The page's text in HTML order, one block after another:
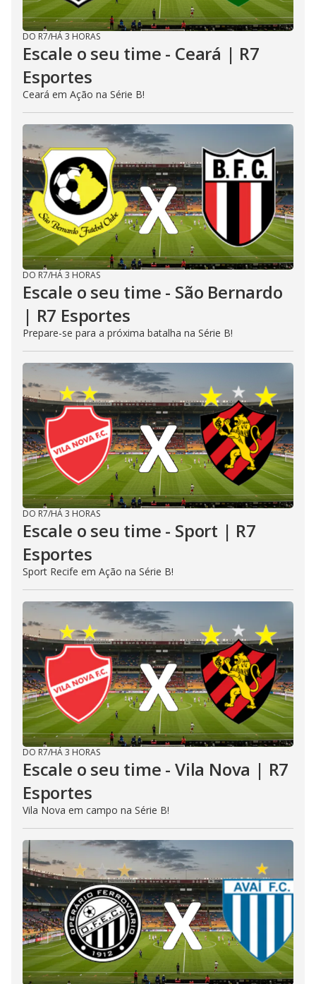
DO R7/HÁ 3 HORAS
Escale o seu time - Ceará | R7
Esportes
Ceará em Ação na Série B!
DO R7/HÁ 3 HORAS
Escale o seu time - São Bernardo
| R7 Esportes
Prepare-se para a próxima batalha na Série B!
DO R7/HÁ 3 HORAS
Escale o seu time - Sport | R7
Esportes
Sport Recife em Ação na Série B!
DO R7/HÁ 3 HORAS
Escale o seu time - Vila Nova | R7
Esportes
Vila Nova em campo na Série B!